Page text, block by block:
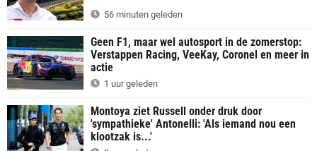
56 minuten geleden
Geen F1, maar wel autosport in de zomerstop:
Verstappen Racing, VeeKay, Coronel en meer in
actie
1 uur geleden
Montoya ziet Russell onder druk door
'sympathieke' Antonelli: 'Als iemand nou een
klootzak is...'